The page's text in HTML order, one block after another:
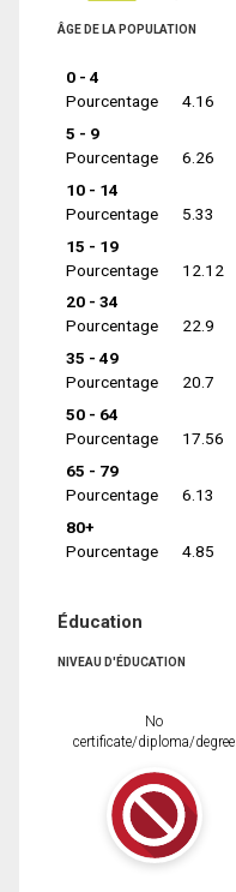
ÂGE DE LA POPULATION
0 - 4
Pourcentage
4.16
5 - 9
Pourcentage
6.26
10 - 14
Pourcentage
5.33
15 - 19
Pourcentage
12.12
20 - 34
Pourcentage
22.9
35 - 49
Pourcentage
20.7
50 - 64
Pourcentage
17.56
65 - 79
Pourcentage
6.13
80+
Pourcentage
4.85
Éducation
NIVEAU D'ÉDUCATION
No
certificate/diploma/degree